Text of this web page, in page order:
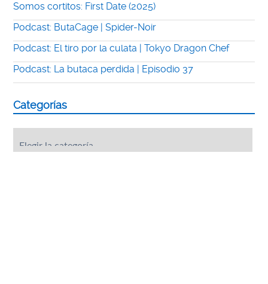
Somos cortitos: First Date (2025)
Podcast: ButaCage | Spider-Noir
Podcast: El tiro por la culata | Tokyo Dragon Chef
Podcast: La butaca perdida | Episodio 37
Categorías